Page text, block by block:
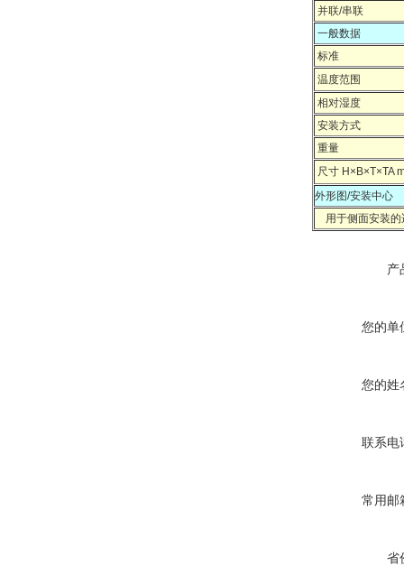
并联/串联
一般数据
标准
温度范围
相对湿度
安装方式
重量
尺寸 H×B×T×TA
外形图/安装中心
用于侧面安装的
产
您的单
您的姓
联系电
常用邮
省